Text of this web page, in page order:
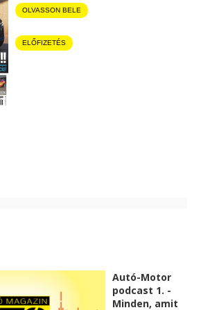
OLVASSON BELE
ELŐFIZETÉS
Autó-Motor
podcast 1. -
Minden, amit